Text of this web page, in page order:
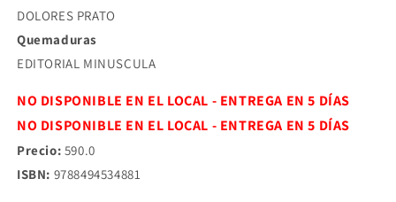
DOLORES PRATO
Quemaduras
EDITORIAL MINUSCULA
NO DISPONIBLE EN EL LOCAL - ENTREGA EN 5 DÍAS
NO DISPONIBLE EN EL LOCAL - ENTREGA EN 5 DÍAS
Precio: 590.0
ISBN: 9788494534881